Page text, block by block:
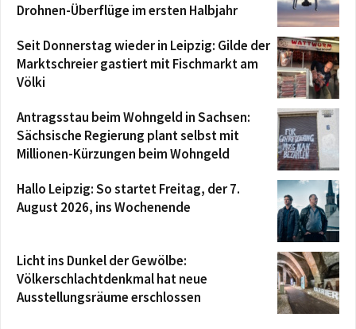
Drohnen-Überflüge im ersten Halbjahr
Seit Donnerstag wieder in Leipzig: Gilde der
Marktschreier gastiert mit Fischmarkt am
Völki
Antragsstau beim Wohngeld in Sachsen:
Sächsische Regierung plant selbst mit
Millionen-Kürzungen beim Wohngeld
Hallo Leipzig: So startet Freitag, der 7.
August 2026, ins Wochenende
Licht ins Dunkel der Gewölbe:
Völkerschlachtdenkmal hat neue
Ausstellungsräume erschlossen